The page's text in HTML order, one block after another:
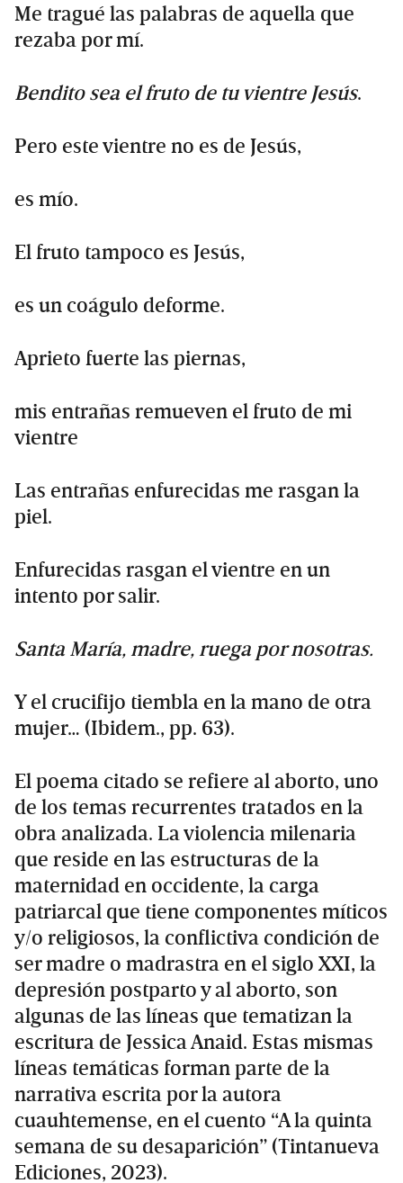
Me tragué las palabras de aquella que
rezaba por mí.
Bendito sea el fruto de tu vientre Jesús.
Pero este vientre no es de Jesús,
es mío.
El fruto tampoco es Jesús,
es un coágulo deforme.
Aprieto fuerte las piernas,
mis entrañas remueven el fruto de mi
vientre
Las entrañas enfurecidas me rasgan la
piel.
Enfurecidas rasgan el vientre en un
intento por salir.
Santa María, madre, ruega por nosotras.
Y el crucifijo tiembla en la mano de otra
mujer… (Ibidem., pp. 63).
El poema citado se refiere al aborto, uno
de los temas recurrentes tratados en la
obra analizada. La violencia milenaria
que reside en las estructuras de la
maternidad en occidente, la carga
patriarcal que tiene componentes míticos
y/o religiosos, la conflictiva condición de
ser madre o madrastra en el siglo XXI, la
depresión postparto y al aborto, son
algunas de las líneas que tematizan la
escritura de Jessica Anaid. Estas mismas
líneas temáticas forman parte de la
narrativa escrita por la autora
cuauhtemense, en el cuento “A la quinta
semana de su desaparición” (Tintanueva
Ediciones, 2023).